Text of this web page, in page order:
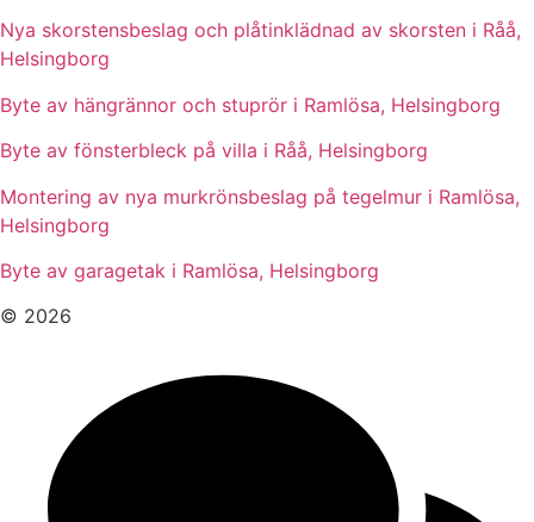
Nya skorstensbeslag och plåtinklädnad av skorsten i Råå,
Helsingborg
Byte av hängrännor och stuprör i Ramlösa, Helsingborg
Byte av fönsterbleck på villa i Råå, Helsingborg
Montering av nya murkrönsbeslag på tegelmur i Ramlösa,
Helsingborg
Byte av garagetak i Ramlösa, Helsingborg
© 2026